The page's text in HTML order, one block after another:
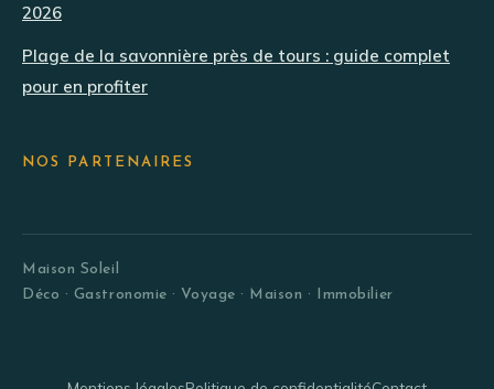
2026
Plage de la savonnière près de tours : guide complet
pour en profiter
NOS PARTENAIRES
Maison Soleil
Déco · Gastronomie · Voyage · Maison · Immobilier